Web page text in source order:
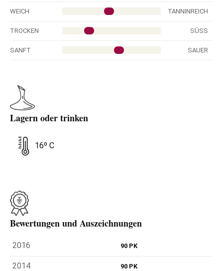
WEICH TANNINREICH
TROCKEN SÜSS
SANFT SAUER
Lagern oder trinken
16º C
Bewertungen und Auszeichnungen
2016 90 PK
2014 90 PK